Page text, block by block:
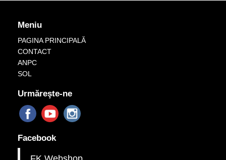
Meniu
PAGINA PRINCIPALĂ
CONTACT
ANPC
SOL
Urmăreşte-ne
Facebook